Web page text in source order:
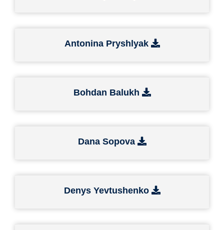
Antonina Pryshlyak
Bohdan Balukh
Dana Sopova
Denys Yevtushenko